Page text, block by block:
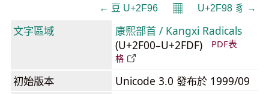
← ⾖ U+2F96 𝄜 U+2F98 ⾘ →
文字區域
康熙部首 / Kangxi Radicals
(U+2F00–U+2FDF)
PDF表
格
初始版本
Unicode 3.0 發布於 1999/09